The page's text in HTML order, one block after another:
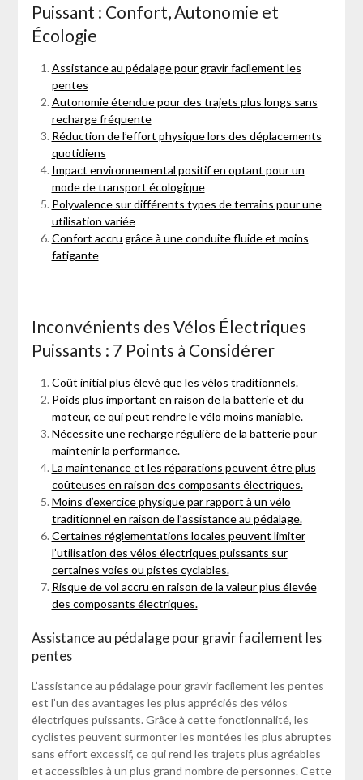
Puissant : Confort, Autonomie et
Écologie
Assistance au pédalage pour gravir facilement les
pentes
Autonomie étendue pour des trajets plus longs sans
recharge fréquente
Réduction de l’effort physique lors des déplacements
quotidiens
Impact environnemental positif en optant pour un
mode de transport écologique
Polyvalence sur différents types de terrains pour une
utilisation variée
Confort accru grâce à une conduite fluide et moins
fatigante
Inconvénients des Vélos Électriques
Puissants : 7 Points à Considérer
Coût initial plus élevé que les vélos traditionnels.
Poids plus important en raison de la batterie et du
moteur, ce qui peut rendre le vélo moins maniable.
Nécessite une recharge régulière de la batterie pour
maintenir la performance.
La maintenance et les réparations peuvent être plus
coûteuses en raison des composants électriques.
Moins d’exercice physique par rapport à un vélo
traditionnel en raison de l’assistance au pédalage.
Certaines réglementations locales peuvent limiter
l’utilisation des vélos électriques puissants sur
certaines voies ou pistes cyclables.
Risque de vol accru en raison de la valeur plus élevée
des composants électriques.
Assistance au pédalage pour gravir facilement les
pentes
L’assistance au pédalage pour gravir facilement les pentes
est l’un des avantages les plus appréciés des vélos
électriques puissants. Grâce à cette fonctionnalité, les
cyclistes peuvent surmonter les montées les plus abruptes
sans effort excessif, ce qui rend les trajets plus agréables
et accessibles à un plus grand nombre de personnes. Cette